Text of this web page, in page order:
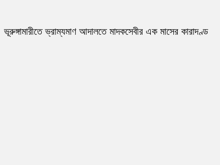
ভূরুঙ্গামারীতে ভ্রাম্যমাণ আদালতে মাদকসেবীর এক মাসের কারাদণ্ড